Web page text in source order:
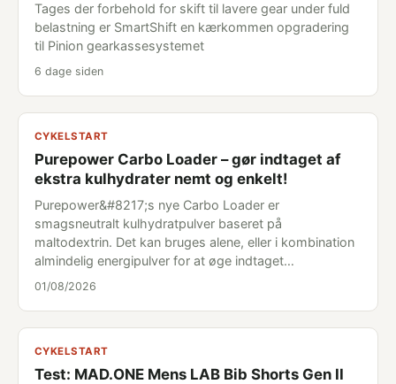
Tages der forbehold for skift til lavere gear under fuld
belastning er SmartShift en kærkommen opgradering
til Pinion gearkassesystemet
6 dage siden
CYKELSTART
Purepower Carbo Loader – gør indtaget af
ekstra kulhydrater nemt og enkelt!
Purepower&#8217;s nye Carbo Loader er
smagsneutralt kulhydratpulver baseret på
maltodextrin. Det kan bruges alene, eller i kombination
almindelig energipulver for at øge indtaget…
01/08/2026
CYKELSTART
Test: MAD.ONE Mens LAB Bib Shorts Gen II